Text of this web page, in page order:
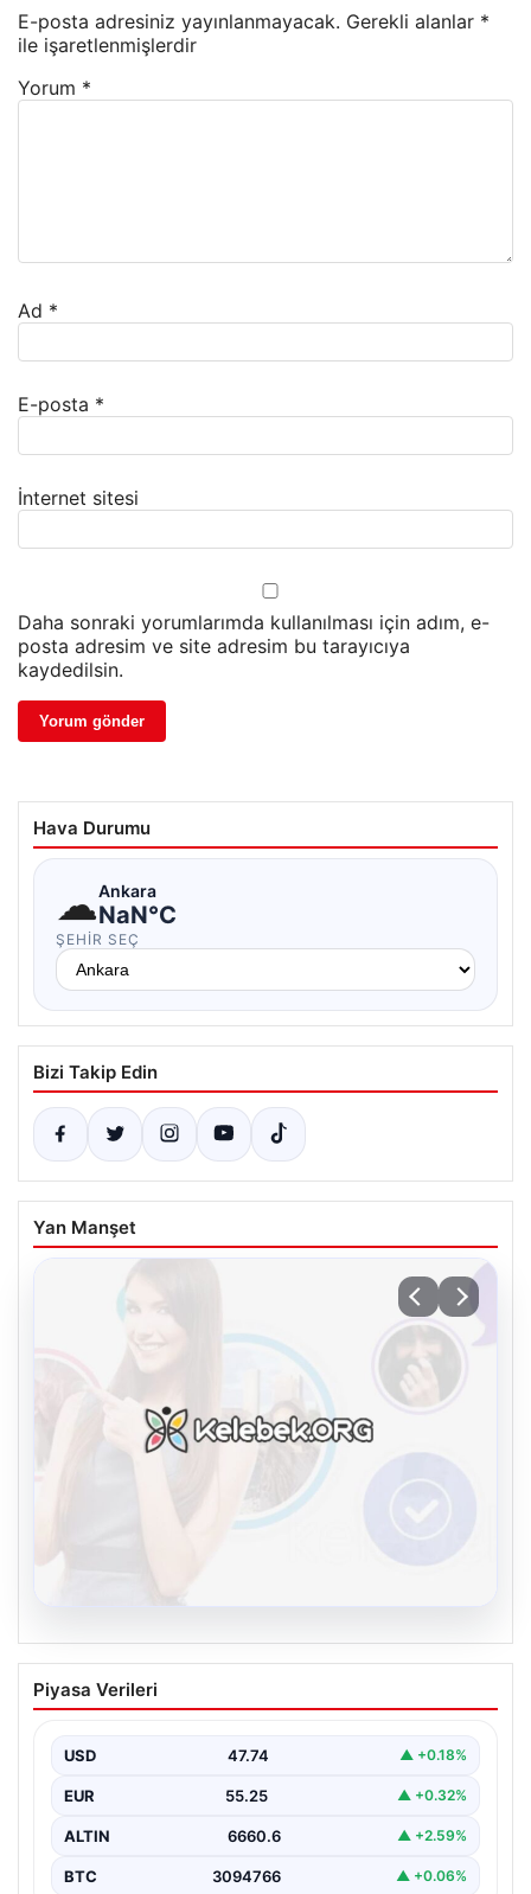
E-posta adresiniz yayınlanmayacak. Gerekli alanlar *
ile işaretlenmişlerdir
Yorum *
Ad *
E-posta *
İnternet sitesi
Daha sonraki yorumlarımda kullanılması için adım, e-
posta adresim ve site adresim bu tarayıcıya
kaydedilsin.
Hava Durumu
☁Ankara
NaN°C
ŞEHIR SEÇ
Bizi Takip Edin
Yan Manşet
Kelebek sohbet platformu İle Dijital
İletişimin Seviyeli Adresi Ve Chat
İnternet çağında insanların güvenli bir biçimde iletişim
pek…
Piyasa Verileri
USD 47.74 ▲ +0.18%
EUR 55.25 ▲ +0.32%
ALTIN 6660.6 ▲ +2.59%
BTC 3094766 ▲ +0.06%